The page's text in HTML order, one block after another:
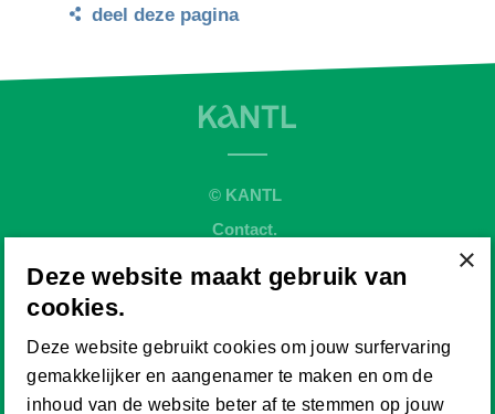
deel deze pagina
© KANTL
Contact.
Sitemap.
Cookiebeleid.
Website by
×
Deze website maakt gebruik van
cookies.
Deze website gebruikt cookies om jouw surfervaring
gemakkelijker en aangenamer te maken en om de
inhoud van de website beter af te stemmen op jouw